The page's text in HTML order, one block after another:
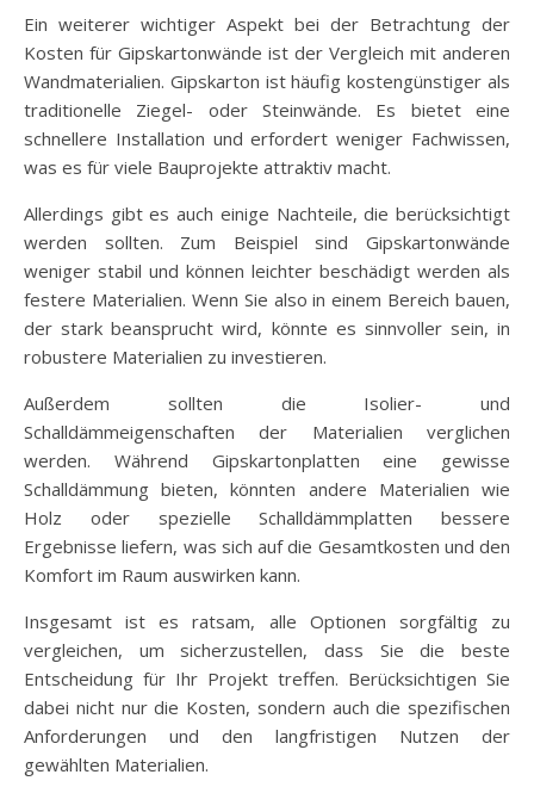
Ein weiterer wichtiger Aspekt bei der Betrachtung der
Kosten für Gipskartonwände ist der Vergleich mit anderen
Wandmaterialien. Gipskarton ist häufig kostengünstiger als
traditionelle Ziegel- oder Steinwände. Es bietet eine
schnellere Installation und erfordert weniger Fachwissen,
was es für viele Bauprojekte attraktiv macht.
Allerdings gibt es auch einige Nachteile, die berücksichtigt
werden sollten. Zum Beispiel sind Gipskartonwände
weniger stabil und können leichter beschädigt werden als
festere Materialien. Wenn Sie also in einem Bereich bauen,
der stark beansprucht wird, könnte es sinnvoller sein, in
robustere Materialien zu investieren.
Außerdem sollten die Isolier- und
Schalldämmeigenschaften der Materialien verglichen
werden. Während Gipskartonplatten eine gewisse
Schalldämmung bieten, könnten andere Materialien wie
Holz oder spezielle Schalldämmplatten bessere
Ergebnisse liefern, was sich auf die Gesamtkosten und den
Komfort im Raum auswirken kann.
Insgesamt ist es ratsam, alle Optionen sorgfältig zu
vergleichen, um sicherzustellen, dass Sie die beste
Entscheidung für Ihr Projekt treffen. Berücksichtigen Sie
dabei nicht nur die Kosten, sondern auch die spezifischen
Anforderungen und den langfristigen Nutzen der
gewählten Materialien.